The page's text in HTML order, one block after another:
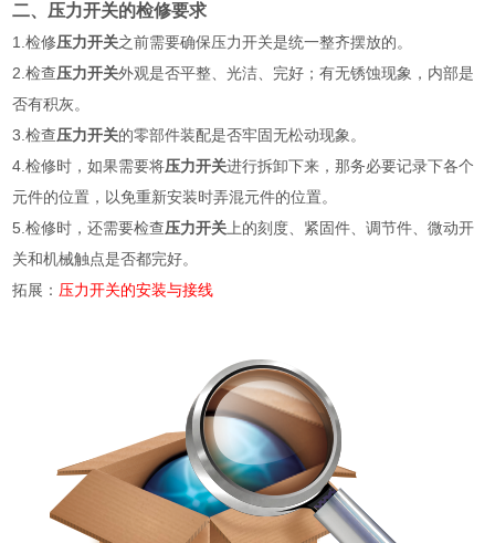
二、压力开关的检修要求
1.检修压力开关之前需要确保压力开关是统一整齐摆放的。
2.检查压力开关外观是否平整、光洁、完好；有无锈蚀现象，内部是
否有积灰。
3.检查压力开关的零部件装配是否牢固无松动现象。
4.检修时，如果需要将压力开关进行拆卸下来，那务必要记录下各个
元件的位置，以免重新安装时弄混元件的位置。
5.检修时，还需要检查压力开关 上的刻度、紧固件、调节件、微动开
关和机械触点是否都完好。
拓展： 压力开关的安装与接线